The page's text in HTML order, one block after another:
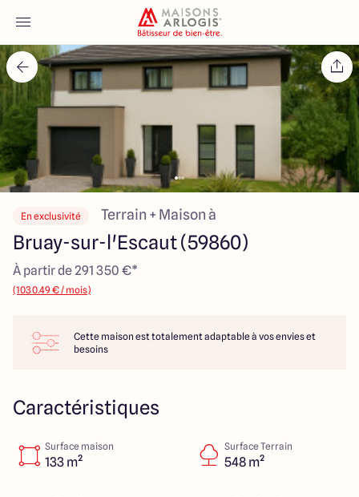
Accueil
Nos maisons
Nos annonces
Votre projet
Qui sommes-nous
Maisons ARLOGIS Nord
4.4 4.8
En exclusivité Terrain + Maison à
Bruay-sur-l'Escaut (59860)
À partir de 291 350 €*
(1030.49 € / mois)
Cette maison est totalement adaptable à vos envies et
besoins
Caractéristiques
Surface maison
133 m²
Surface Terrain
548 m²